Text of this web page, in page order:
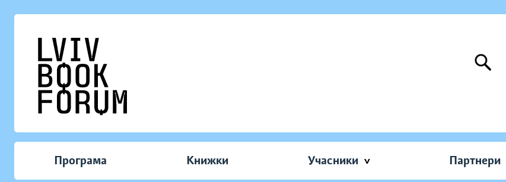
Програма Книжки Учасники Партнери